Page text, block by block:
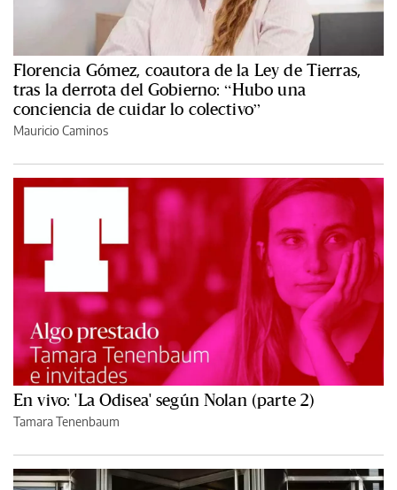
Florencia Gómez, coautora de la Ley de Tierras,
tras la derrota del Gobierno: “Hubo una
conciencia de cuidar lo colectivo”
Mauricio Caminos
En vivo: 'La Odisea' según Nolan (parte 2)
Tamara Tenenbaum